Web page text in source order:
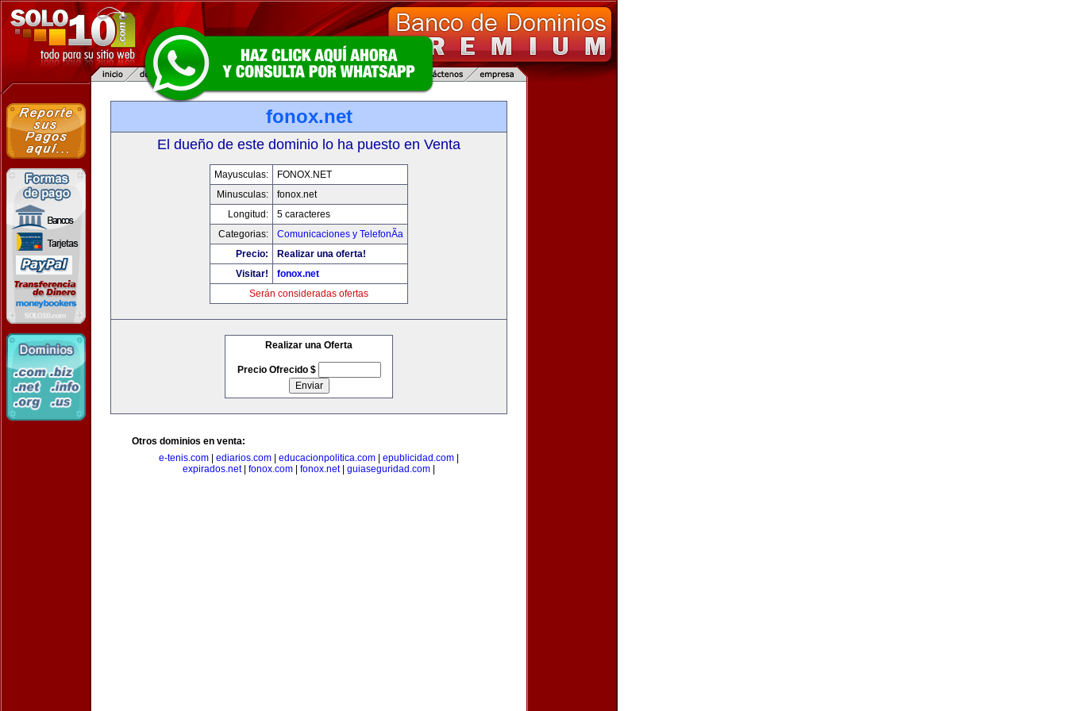
fonox.net
El dueño de este dominio lo ha puesto en Venta
Mayusculas:
FONOX.NET
Minusculas:
fonox.net
Longitud:
5 caracteres
Categorias:
Comunicaciones y TelefonÃ­a
Precio:
Realizar una oferta!
Visitar!
fonox.net
Serán consideradas ofertas
Realizar una Oferta
Precio Ofrecido $
Otros dominios en venta:
e-tenis.com
ediarios.com educacionpolitica.com epublicidad.com
expirados.net| fonox.com fonox.net| guiaseguridad.com